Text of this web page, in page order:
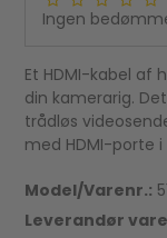
Ingen
Et HDMI-kabel af
din kamerarig.
trådløs
med HDMI-porte
Model/Varenr.:
Leverandør